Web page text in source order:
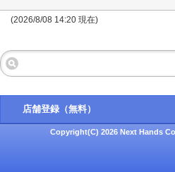
(2026/8/08 14:20 現在)
店舗登録（無料）
Copyright(C) 2026 Next Hands